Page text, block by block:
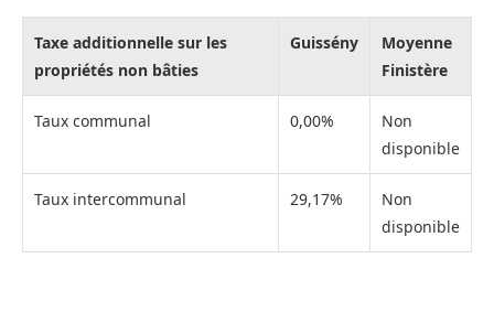
Taxe additionnelle sur les
propriétés non bâties
Guissény
Moyenne
Finistère
Taux communal 0,00%
Non
disponible
Taux intercommunal 29,17%
Non
disponible